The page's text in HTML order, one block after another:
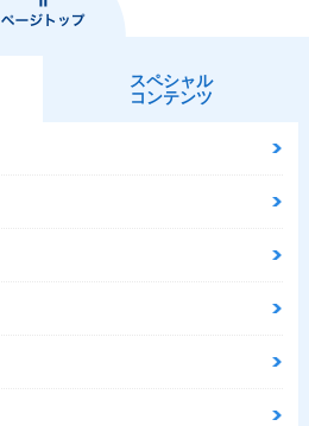
スペシャル
コンテンツ